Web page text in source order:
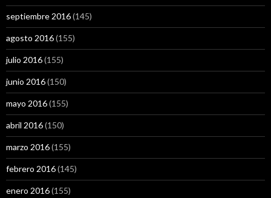
septiembre 2016(145)
agosto 2016(155)
julio 2016(155)
junio 2016(150)
mayo 2016(155)
abril 2016(150)
marzo 2016(155)
febrero 2016(145)
enero 2016(155)